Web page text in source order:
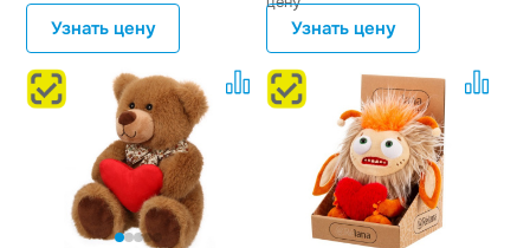
Узнать цену Узнать цену